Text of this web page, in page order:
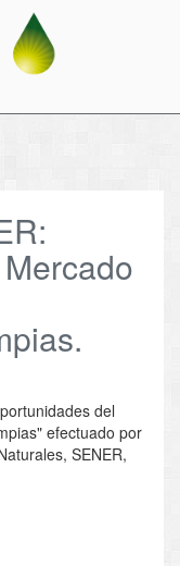
del
efectuado por
SENER,